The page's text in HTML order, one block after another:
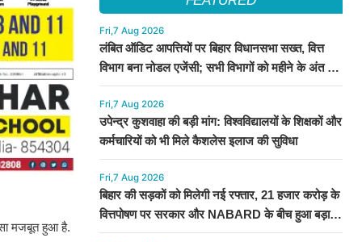
मजबूत हुआ है.
Fri,7 Aug 2026
लंबित ऑडिट आपत्तियों पर बिहार विधानसभा सख्त, वित्त
विभाग बना नोडल एजेंसी; सभी विभागों को महीने के अंत तक
कार्रवाई के निर्देश
Fri,7 Aug 2026
उपेन्द्र कुशवाहा की बड़ी मांग: विश्वविद्यालयों के शिक्षकों और
कर्मचारियों को भी मिले कैशलेस इलाज की सुविधा
Fri,7 Aug 2026
बिहार की सड़कों को मिलेगी नई रफ्तार, 21 हजार करोड़ के
वित्तपोषण पर सरकार और NABARD के बीच हुआ बड़ा
समझौता